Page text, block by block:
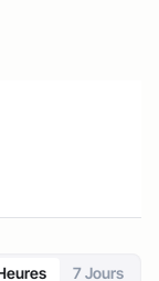
7 Jours